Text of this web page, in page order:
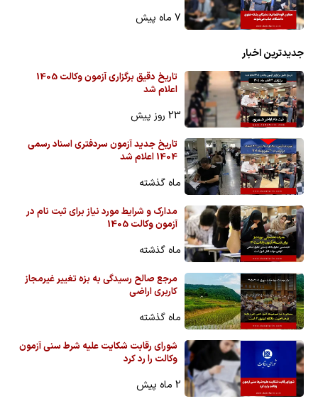
7 ماه پیش
جدیدترین اخبار
تاریخ دقیق برگزاری آزمون وکالت 1405
اعلام شد
23 روز پیش
تاریخ جدید آزمون سردفتری اسناد رسمی
1404 اعلام شد
ماه گذشته
مدارک و شرایط مورد نیاز برای ثبت نام در
آزمون وکالت 1405
ماه گذشته
مرجع صالح رسیدگی به بزه تغییر غیرمجاز
کاربری اراضی
ماه گذشته
شورای رقابت شکایت علیه شرط سنی آزمون
وکالت را رد کرد
2 ماه پیش